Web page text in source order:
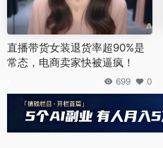
直播带货女装退货率超90%是
常态，电商卖家快被逼疯！
699 0